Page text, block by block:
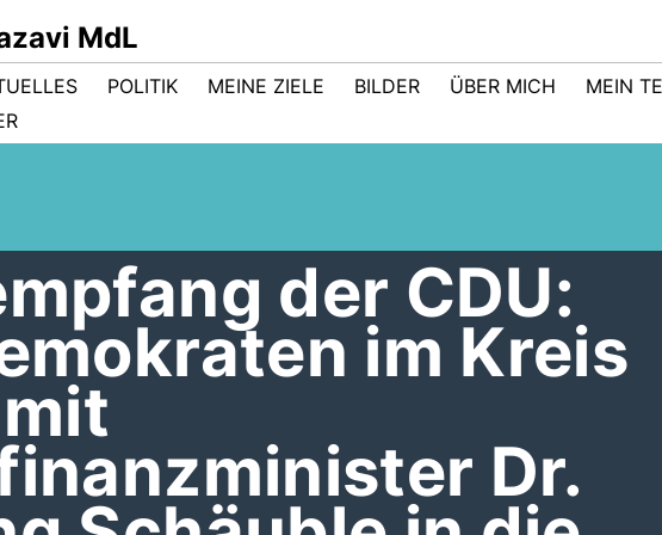
MdL
POLITIK MEINE ZIELE BILDER ÜBER MICH
MEIN
der CDU:
im Kreis
Dr.